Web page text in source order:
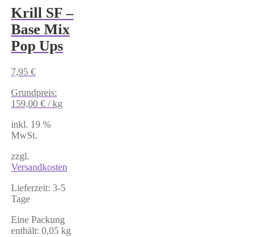
Krill SF –
Base Mix
Pop Ups
7,95 €
Grundpreis:
159,00 € /kg
inkl. 19 %
MwSt.
zzgl.
Versandkosten
Lieferzeit: 3-5
Tage
Eine Packung
enthält: 0,05 kg